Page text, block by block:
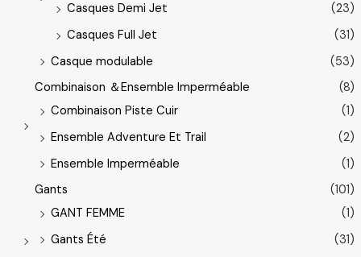
Casques Demi Jet
(23)
Casques Full Jet
(31)
Casque modulable
(53)
Combinaison ＆Ensemble Imperméable
(8)
Combinaison Piste Cuir
(1)
Ensemble Adventure Et Trail
(2)
Ensemble Imperméable
(1)
Gants
(101)
GANT FEMME
(1)
Gants Été
(31)